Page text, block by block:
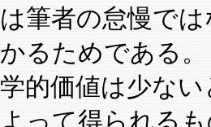
は筆者の怠慢で
かるためである
学的価値は少な
よって得られる